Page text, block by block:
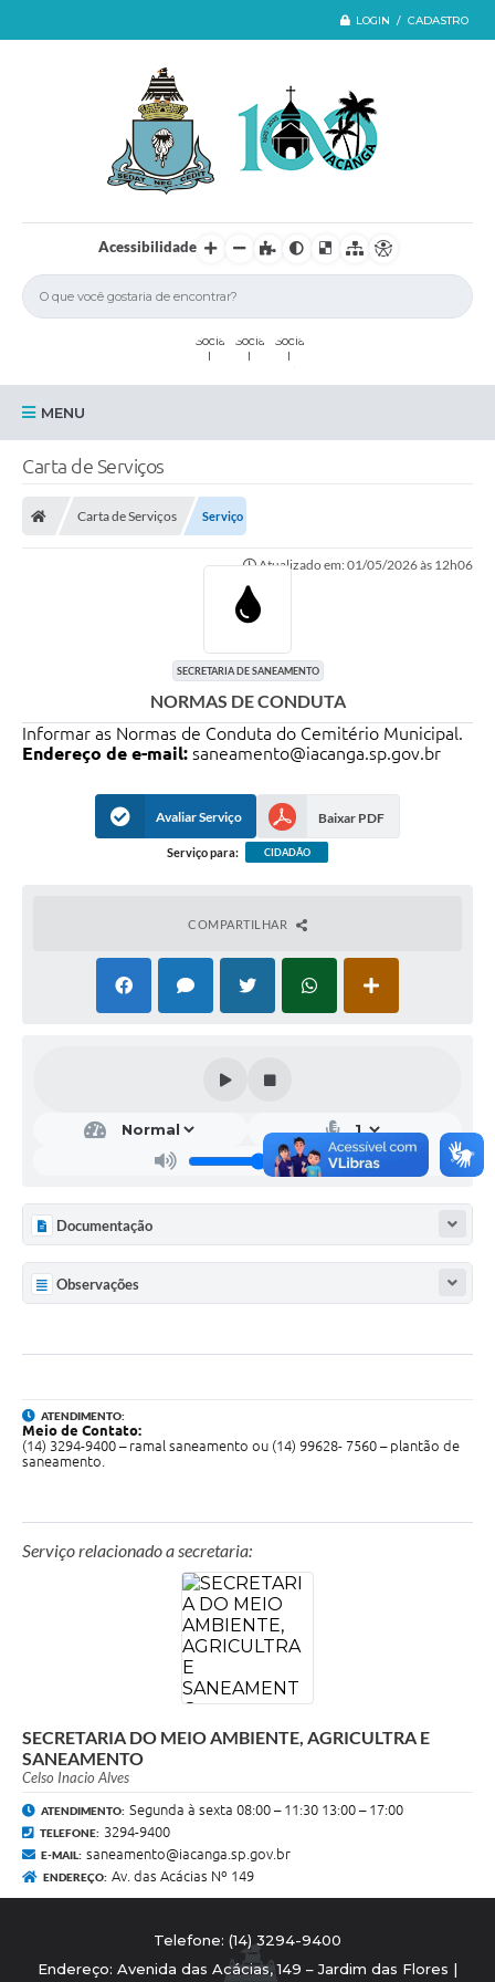
LOGIN / CADASTRO
Acessibilidade
MENU
Iacanga
Diário Oficial
Internet Gratuita
FAQ / Perguntas e Respostas Frequentes
Carta de Serviços
Carta de Serviços Serviço
Atualizado em: 01/05/2026 às 12h06
SECRETARIA DE SANEAMENTO
NORMAS DE CONDUTA
Informar as Normas de Conduta do Cemitério Municipal.
Endereço de e-mail: saneamento@iacanga.sp.gov.br
Avaliar Serviço Baixar PDF
Serviço para: CIDADÃO
COMPARTILHAR
Documentação
Observações
ATENDIMENTO:
Meio de Contato:
(14) 3294-9400 – ramal saneamento ou (14) 99628- 7560 – plantão de
saneamento.
Serviço relacionado a secretaria:
SECRETARIA DO MEIO AMBIENTE, AGRICULTRA E
SANEAMENTO
Celso Inacio Alves
ATENDIMENTO: Segunda à sexta 08:00 – 11:30 13:00 – 17:00
TELEFONE: 3294-9400
E-MAIL: saneamento@iacanga.sp.gov.br
ENDEREÇO: Av. das Acácias Nº 149
Telefone: (14) 3294-9400
Endereço: Avenida das Acácias, 149 – Jardim das Flores |